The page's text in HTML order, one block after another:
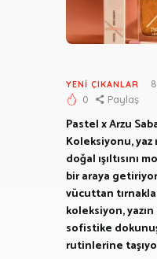
YENI ÇIKANLAR
0
Paylaş
Pastel x Arzu
Koleksiyonu, yaz
doğal ışıltısını
bir araya
vücuttan
koleksiyon,
sofistike
rutinlerine